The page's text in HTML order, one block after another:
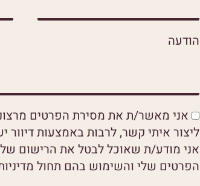
הודעה
אני מאשר/ת את מסירת הפרטים
ליצור איתי קשר, לרבות באמצעות דיוור
אני מודע/ת שאוכל לבטל את הרישום
הפרטים שלי והשימוש בהם תחול